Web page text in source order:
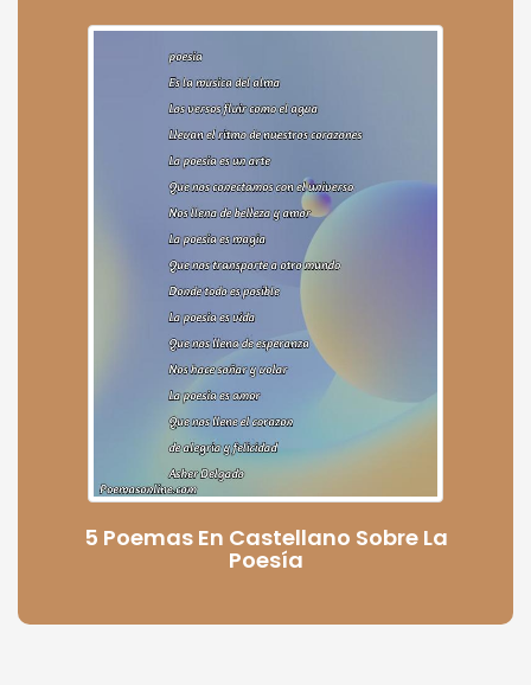
5 Poemas En Castellano Sobre La
Poesía